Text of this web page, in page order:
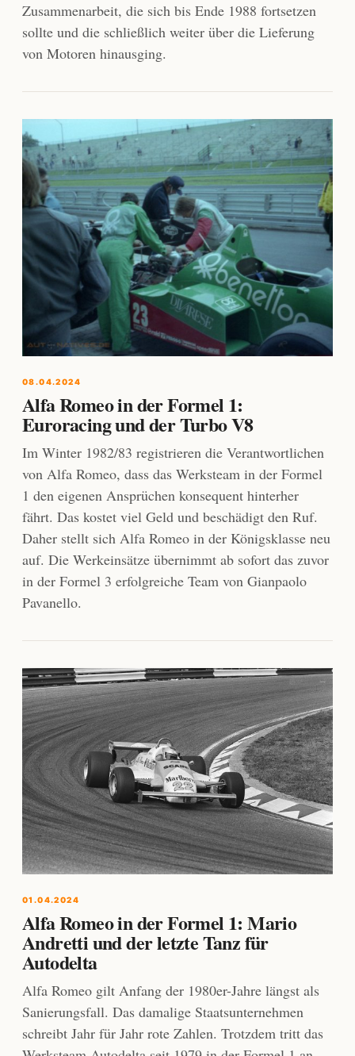
Zusammenarbeit, die sich bis Ende 1988 fortsetzen
sollte und die schließlich weiter über die Lieferung
von Motoren hinausging.
08.04.2024
Alfa Romeo in der Formel 1:
Euroracing und der Turbo V8
Im Winter 1982/83 registrieren die Verantwortlichen
von Alfa Romeo, dass das Werksteam in der Formel
1 den eigenen Ansprüchen konsequent hinterher
fährt. Das kostet viel Geld und beschädigt den Ruf.
Daher stellt sich Alfa Romeo in der Königsklasse neu
auf. Die Werkeinsätze übernimmt ab sofort das zuvor
in der Formel 3 erfolgreiche Team von Gianpaolo
Pavanello.
01.04.2024
Alfa Romeo in der Formel 1: Mario
Andretti und der letzte Tanz für
Autodelta
Alfa Romeo gilt Anfang der 1980er-Jahre längst als
Sanierungsfall. Das damalige Staatsunternehmen
schreibt Jahr für Jahr rote Zahlen. Trotzdem tritt das